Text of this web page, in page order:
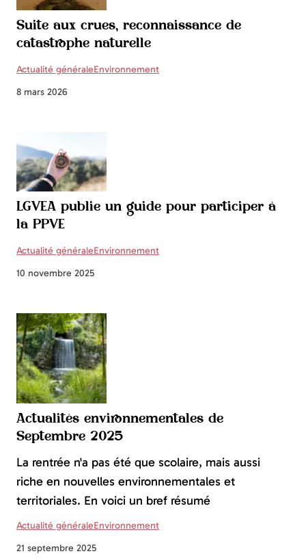
Suite aux crues, reconnaissance de
catastrophe naturelle
Actualité généraleEnvironnement
8 mars 2026
LGVEA publie un guide pour participer à
la PPVE
Actualité généraleEnvironnement
10 novembre 2025
Actualités environnementales de
Septembre 2025
La rentrée n'a pas été que scolaire, mais aussi
riche en nouvelles environnementales et
territoriales. En voici un bref résumé
Actualité généraleEnvironnement
21 septembre 2025